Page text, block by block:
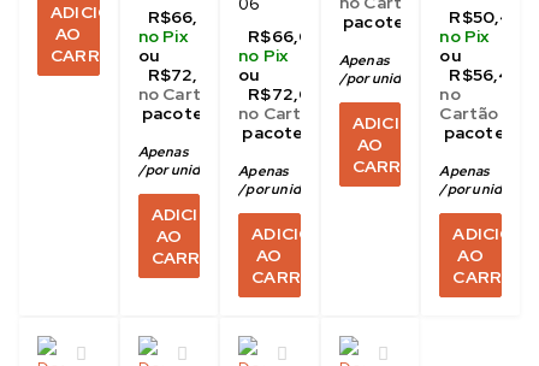
ADICIONAR
AO
CARRINHO
R$66,00
no Pix
ou
R$72,00
no Cartão
pacote com 06
Apenas
/por unidade no pix
ADICIONAR
AO
CARRINHO
06
R$66,00
no Pix
ou
R$72,00
no Cartão
pacote com 06
Apenas
11,00
/por unidade no pix
ADICIONAR
AO
CARRINHO
pacote com 06
Apenas
11,00
/por unidade no pix
ADICIONAR
AO
CARRINHO
R$50,40
no Pix
ou
R$56,40
no
Cartão
pacote
Apenas
/por unidade
AO